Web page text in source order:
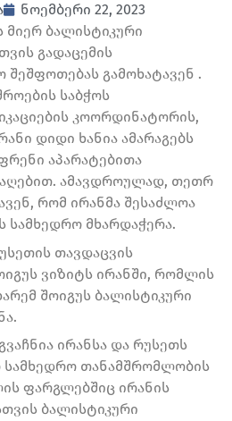
ნოემბერი 22, 2023
ბალისტიკური
გადაცემის
შეშფოთებას გამოხატავენ .
საბჭოს
კოორდინატორის,
დიდი ხანია ამარაგებს
აპარატებითა
ამავდროულად, თეთრ
რომ ირანმა შესაძლოა
სამხედრო მხარდაჭერა.
თავდაცვის
ვიზიტს ირანში, რომლის
შოიგუს ბალისტიკური
ირანსა და რუსეთს
თანამშრომლობის
ფარგლებშიც ირანის
ბალისტიკური